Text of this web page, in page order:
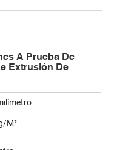
A Prueba De
Extrusión De
m²